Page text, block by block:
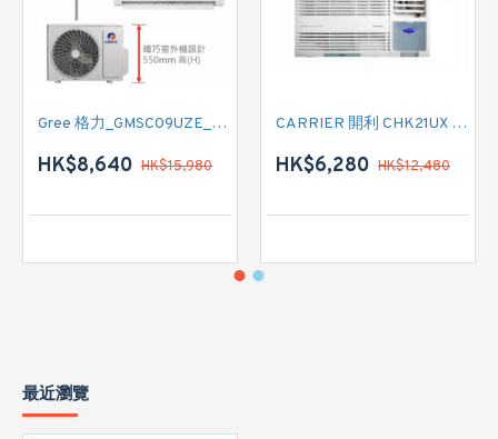
Gree 格力_GMSC09UZE_GMSC12UZE_GMSC18UZC_R32 掛牆變頻式1拖2分體冷氣機 (淨冷型)
HK$8,640 HK$15,980
CARRIER 開利 CHK21UX 二匹半 變頻淨冷窗口式冷氣機 (附遙控)
HK$6,280 HK$12,480
最近瀏覽